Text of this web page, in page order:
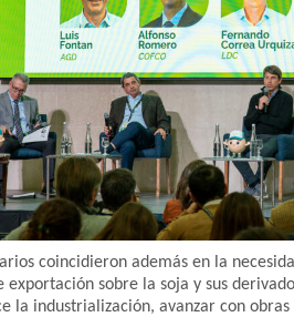
coincidieron además en la
exportación sobre la soja y sus
la industrialización, avanzar con